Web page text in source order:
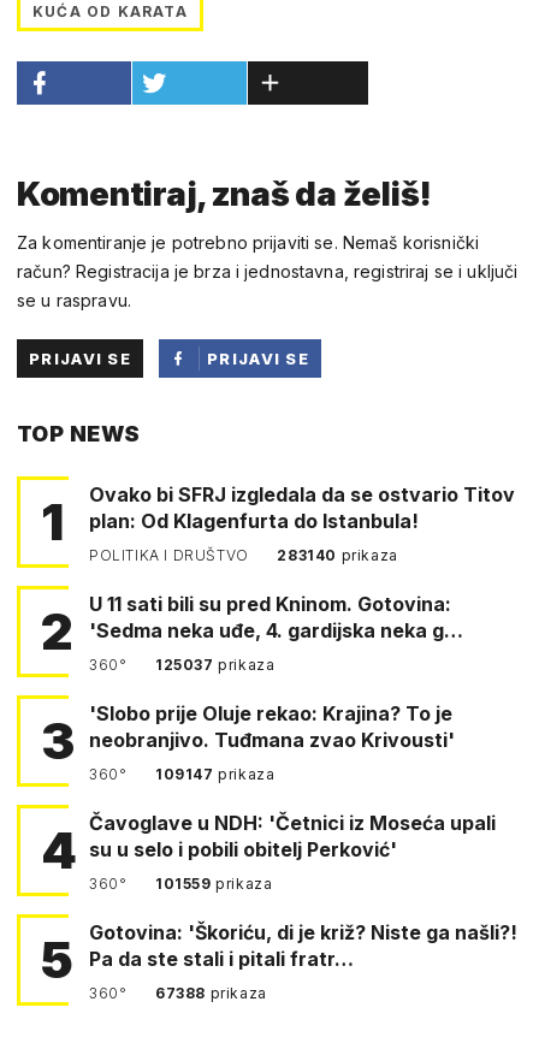
KUĆA OD KARATA
Komentiraj, znaš da želiš!
Za komentiranje je potrebno prijaviti se. Nemaš korisnički
račun? Registracija je brza i jednostavna, registriraj se i uključi
se u raspravu.
PRIJAVI SE
PRIJAVI SE
TOP NEWS
1
Ovako bi SFRJ izgledala da se ostvario Titov
plan: Od Klagenfurta do Istanbula!
POLITIKA I DRUŠTVO 283140 prikaza
2
U 11 sati bili su pred Kninom. Gotovina:
'Sedma neka uđe, 4. gardijska neka g…
360° 125037prikaza
3
'Slobo prije Oluje rekao: Krajina? To je
neobranjivo. Tuđmana zvao Krivousti'
360° 109147prikaza
4 Čavoglave u NDH: 'Četnici iz Moseća upali
su u selo i pobili obitelj Perković'
360° 101559prikaza
5
Gotovina: 'Škoriću, di je križ? Niste ga našli?!
Pa da ste stali i pitali fratr…
360° 67388 prikaza